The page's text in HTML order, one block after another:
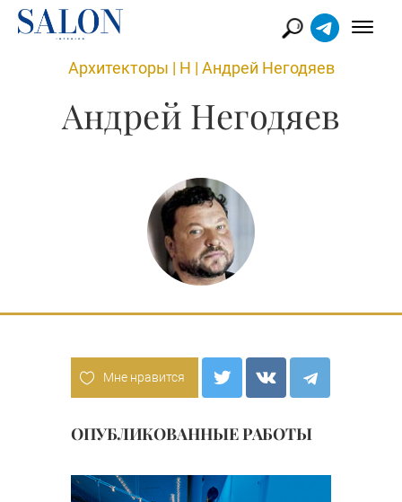
Архитекторы | Н | Андрей Негодяев
Андрей Негодяев
Мне нравится
ОПУБЛИКОВАННЫЕ РАБОТЫ